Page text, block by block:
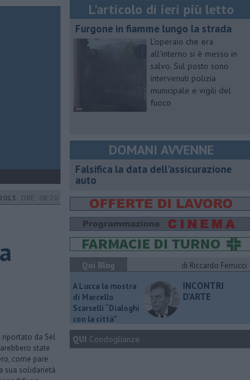
ORE 08:20
riportato da Sel
state
come pare
sua solidarietà
L'articolo di ieri più letto
Furgone in fiamme lungo la strada
L'operaio che era
all'interno si è messo in
salvo. Sul posto sono
intervenuti polizia
municipale e vigili del
fuoco
DOMANI AVVENNE
Falsifica la data dell'assicurazione
auto
Qui Blog
di Riccardo Ferrucci
A Lucca la mostra
di Marcello
Scarselli “Dialoghi
con la città"
INCONTRI
D'ARTE
QUI Condoglianze